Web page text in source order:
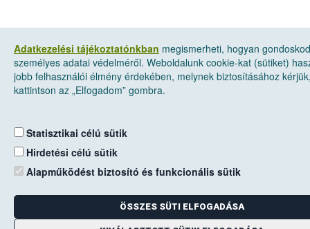
Adatkezelési tájékoztatónkban megismerheti, hogyan
személyes adatai védelméről. Weboldalunk cookie-kat (sütiket)
jobb felhasználói élmény érdekében, melynek biztosításához
kattintson az „Elfogadom” gombra.
Statisztikai célú sütik
Hirdetési célú sütik
Alapműködést biztosító és funkcionális sütik
ÖSSZES SÜTI ELFOGADÁSA